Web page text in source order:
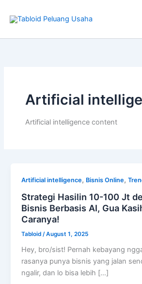
Artificial
Artificial intelligence content
Artificial intelligence, Bisnis Online,
Strategi Hasilin 10-100 Jt
Bisnis Berbasis AI, Gua
Caranya!
Tabloid /August 1, 2025
Hey, bro/sist! Pernah kebayang
rasanya punya bisnis yang jalan
ngalir, dan lo bisa lebih […]